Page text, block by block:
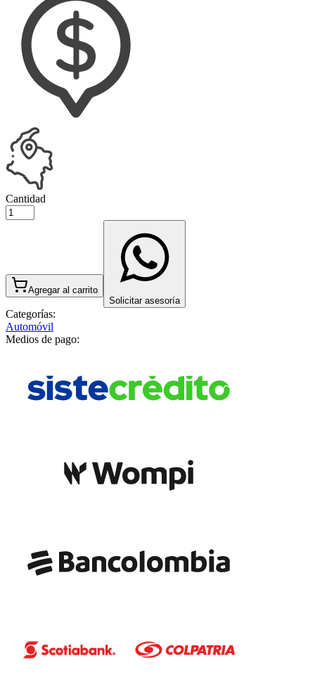
Cantidad
Agregar al carrito
Solicitar asesoría
Categorías:
Automóvil
Medios de pago: